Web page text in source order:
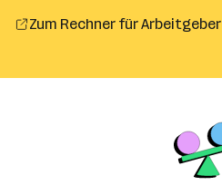
Zum Rechner für Arbeitgeber